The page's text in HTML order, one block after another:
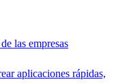
las empresas
aplicaciones rápidas,